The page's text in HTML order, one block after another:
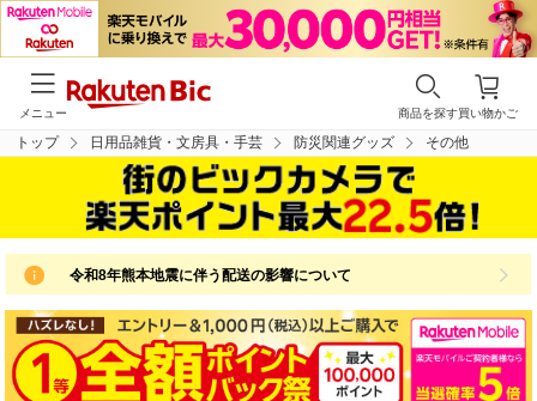
買い物かご
商品を探す
メニュー
トップ 日用品雑貨・文房具・手芸 防災関連グッズ その他
令和8年熊本地震に伴う配送の影響について